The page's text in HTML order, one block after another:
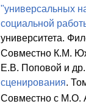
"универсальных
социальной
университета.
Совместно К.М.
Е.В. Поповой и
сценирования.
Совместно с М.О.